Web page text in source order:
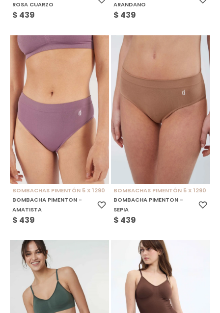
ROSA CUARZO
$ 439
ARANDANO
$ 439
BOMBACHAS PIMENTÓN 5 X 1290
BOMBACHA PIMENTON -
AMATISTA
$ 439
BOMBACHAS PIMENTÓN 5 X 1290
BOMBACHA PIMENTON -
SEPIA
$ 439